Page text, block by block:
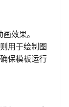
效果。
用于绘制图
保模板运行